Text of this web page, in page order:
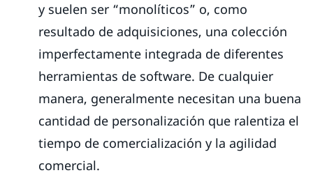
y suelen ser “monolíticos” o, como
resultado de adquisiciones, una colección
imperfectamente integrada de diferentes
herramientas de software. De cualquier
manera, generalmente necesitan una buena
cantidad de personalización que ralentiza el
tiempo de comercialización y la agilidad
comercial.